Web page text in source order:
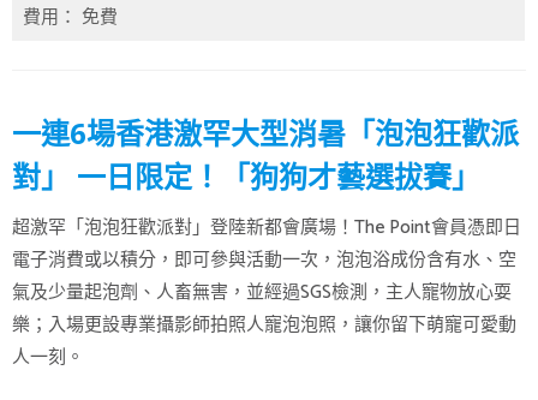
費用： 免費
一連6場香港激罕大型消暑「泡泡狂歡派
對」 一日限定！「狗狗才藝選拔賽」
超激罕「泡泡狂歡派對」登陸新都會廣場！The Point會員憑即日
電子消費或以積分，即可參與活動一次，泡泡浴成份含有水、空
氣及少量起泡劑、人畜無害，並經過SGS檢測，主人寵物放心耍
樂；入場更設專業攝影師拍照人寵泡泡照，讓你留下萌寵可愛動
人一刻。